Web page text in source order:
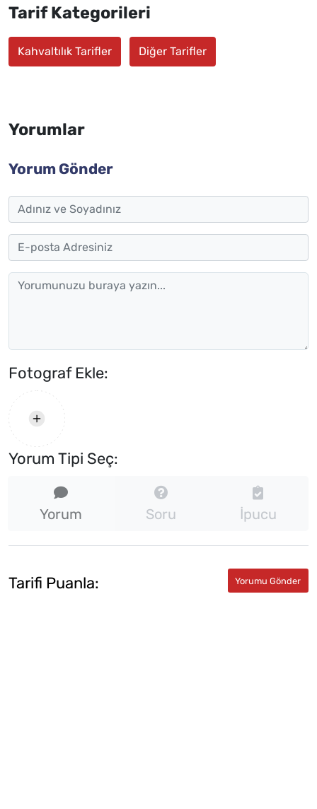
Tarif Kategorileri
Kahvaltılık Tarifler Diğer Tarifler
Yorumlar
Yorum Gönder
Fotograf Ekle:
Yorum Tipi Seç:
Yorum Soru İpucu
Tarifi Puanla: